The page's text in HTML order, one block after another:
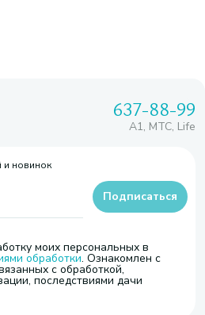
637-88-99
A1, МТС, Life
и новинок
моих персональных в
обработки. Ознакомлен с
с обработкой,
последствиями дачи
Подписаться